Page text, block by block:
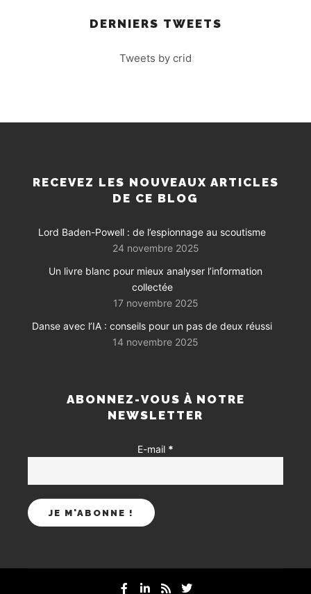
DERNIERS TWEETS
Tweets by crid
RECEVEZ LES NOUVEAUX ARTICLES
DE CE BLOG
Lord Baden-Powell : de l’espionnage au scoutisme
24 novembre 2025
Un livre blanc pour mieux analyser l’information
collectée
17 novembre 2025
Danse avec l’IA : conseils pour un pas de deux réussi
14 novembre 2025
ABONNEZ-VOUS À NOTRE
NEWSLETTER
E-mail *